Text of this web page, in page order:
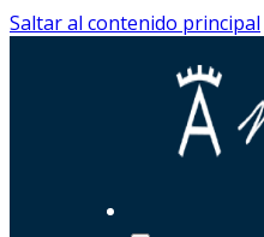
Saltar al contenido principal